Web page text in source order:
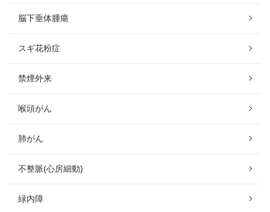
脳下垂体腫瘍
スギ花粉症
禁煙外来
喉頭がん
肺がん
不整脈(心房細動)
緑内障